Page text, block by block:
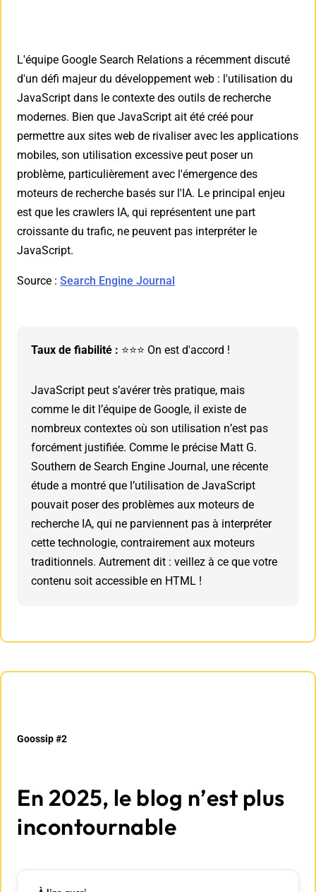
L'équipe Google Search Relations a récemment discuté
d'un défi majeur du développement web : l'utilisation du
JavaScript dans le contexte des outils de recherche
modernes. Bien que JavaScript ait été créé pour
permettre aux sites web de rivaliser avec les applications
mobiles, son utilisation excessive peut poser un
problème, particulièrement avec l'émergence des
moteurs de recherche basés sur l'IA. Le principal enjeu
est que les crawlers IA, qui représentent une part
croissante du trafic, ne peuvent pas interpréter le
JavaScript.
Source :Search Engine Journal
Taux de fiabilité : ⭐⭐⭐ On est d'accord !
JavaScript peut s’avérer très pratique, mais
comme le dit l’équipe de Google, il existe de
nombreux contextes où son utilisation n’est pas
forcément justifiée. Comme le précise Matt G.
Southern de Search Engine Journal, une récente
étude a montré que l’utilisation de JavaScript
pouvait poser des problèmes aux moteurs de
recherche IA, qui ne parviennent pas à interpréter
cette technologie, contrairement aux moteurs
traditionnels. Autrement dit : veillez à ce que votre
contenu soit accessible en HTML !
Goossip #2
En 2025, le blog n’est plus
incontournable